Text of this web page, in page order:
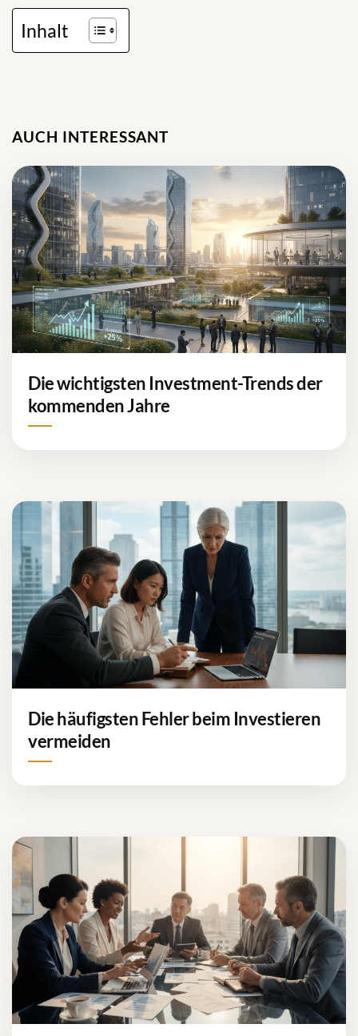
Inhalt
AUCH INTERESSANT
Die wichtigsten Investment-Trends der
kommenden Jahre
Die häufigsten Fehler beim Investieren
vermeiden